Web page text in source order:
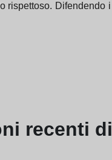
rispettoso.
recenti di